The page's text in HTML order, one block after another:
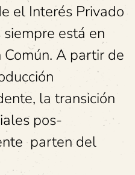
el Interés Privado
está en
A partir de
la transición
pos-
parten del